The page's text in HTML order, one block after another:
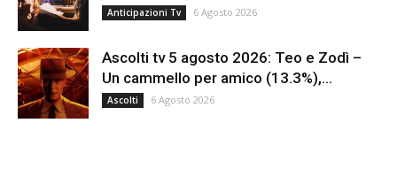
Anticipazioni Tv 6 Agosto 2026
Ascolti tv 5 agosto 2026: Teo e Zodì –
Un cammello per amico (13.3%),...
Ascolti 6 Agosto 2026